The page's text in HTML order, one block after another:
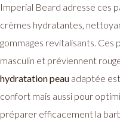
Imperial Beard adresse ces
crèmes hydratantes,
gommages revitalisants.
masculin et préviennent
hydratation peau adaptée
confort mais aussi pour
préparer efficacement la